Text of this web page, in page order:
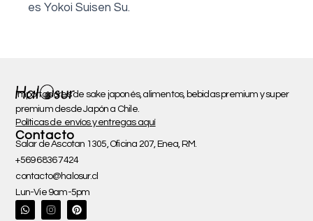
es Yokoi Suisen Su.
Importadores de sake japonés, alimentos, bebidas premium y super
premium desde Japón a Chile.
Políticas de envíos y entregas aquí
Contacto
Salar de Ascotan 1305, Oficina 207, Enea, RM.
+569 6836 7424
contacto@halosur.cl
Lun-Vie 9am-5pm
W
h
P
i